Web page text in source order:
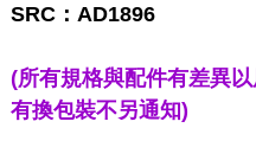
SRC：AD1896
(所有規格與配件有差異
有換包裝不另通知)